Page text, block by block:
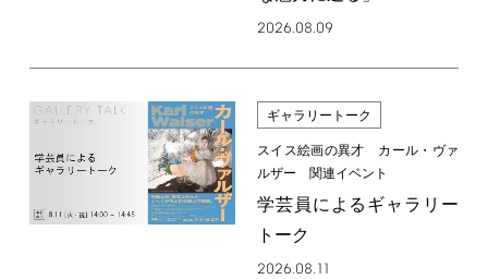
2026.08.09
ギャラリートーク
スイス絵画の異才 カール・ヴァ
ルザー 関連イベント
学芸員によるギャラリー
トーク
2026.08.11